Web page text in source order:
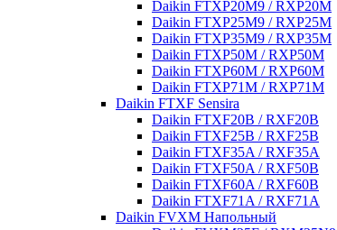
Daikin FTXP20M9 / RXP20M
Daikin FTXP25M9 / RXP25M
Daikin FTXP35M9 / RXP35M
Daikin FTXP50M / RXP50M
Daikin FTXP60M / RXP60M
Daikin FTXP71M / RXP71M
Daikin FTXF Sensira
Daikin FTXF20B / RXF20B
Daikin FTXF25B / RXF25B
Daikin FTXF35A / RXF35A
Daikin FTXF50A / RXF50B
Daikin FTXF60A / RXF60B
Daikin FTXF71A / RXF71A
Daikin FVXM Напольный